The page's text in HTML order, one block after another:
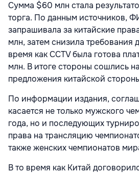
Сумма $60 млн стала
торга. По данным источников,
запрашивала за китайские
млн, затем снизила требования
время как CCTV была готова
млн. В итоге стороны сошлись
предложения китайской
По информации издания,
касается не только мужского
года, но и последующих
права на трансляцию
также женских чемпионатов
В то время как Китай